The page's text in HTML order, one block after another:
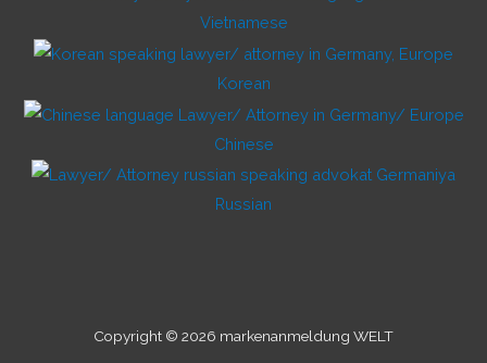
Vietnamese
Korean
Chinese
Russian
Copyright © 2026 markenanmeldung WELT